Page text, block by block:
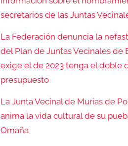
secretarios de las Juntas
La Federación denuncia la
del Plan de Juntas Vecinales de
exige el de 2023 tenga el doble
presupuesto
La Junta Vecinal de Murias de
anima la vida cultural de su
Omaña